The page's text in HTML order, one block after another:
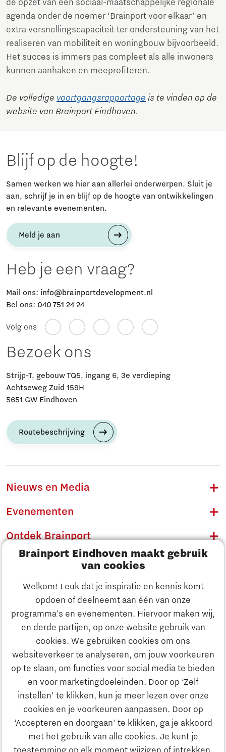
Brainport Eindhoven maakt gebruik
van cookies
Welkom! Leuk dat je inspiratie en kennis komt
opdoen of deelneemt aan één van onze
programma’s en evenementen. Hiervoor maken wij,
en derde partijen, op onze website gebruik van
cookies. We gebruiken cookies om ons
websiteverkeer te analyseren, om jouw voorkeuren
op te slaan, om functies voor social media te bieden
en voor marketingdoeleinden. Door op ‘Zelf
instellen’ te klikken, kun je meer lezen over onze
cookies en je voorkeuren aanpassen. Door op
‘Accepteren en doorgaan’ te klikken, ga je akkoord
met het gebruik van alle cookies. Je kunt je
Ontdek Brainport
Innovatie
Ondernemen
Onderwijs
de opzet van een sociaal-maatschappelijke regionale
agenda onder de noemer ‘Brainport voor elkaar’ en
extra versnellingscapaciteit ter ondersteuning van het
realiseren van mobiliteit en woningbouw bijvoorbeeld.
Het succes is immers pas compleet als alle inwoners
kunnen aanhaken en meeprofiteren.
De volledige voortgangsrapportage is te vinden op de
website van Brainport Eindhoven.
Blijf op de hoogte!
Samen werken we hier aan allerlei onderwerpen. Sluit je
aan, schrijf je in en blijf op de hoogte van ontwikkelingen
en relevante evenementen.
Meld je aan
Heb je een vraag?
Mail ons: info@brainportdevelopment.nl
Bel ons: 040 751 24 24
Volg ons
Bezoek ons
Strijp-T, gebouw TQ5, ingang 6, 3e verdieping
Achtseweg Zuid 159H
5651 GW Eindhoven
Routebeschrijving
Nieuws en Media
Evenementen
Ontdek Brainport
Innovatie
Ondernemen
Onderwijs
Maatschappelijk
Strategie & Organisatie
Zoeken
Contact
Naar internationale website